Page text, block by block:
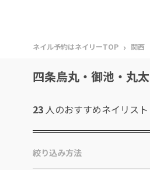
ネイル予約はネイリーTOP › 関西
四条烏丸・御池・丸
23 人のおすすめネイリスト
絞り込み方法